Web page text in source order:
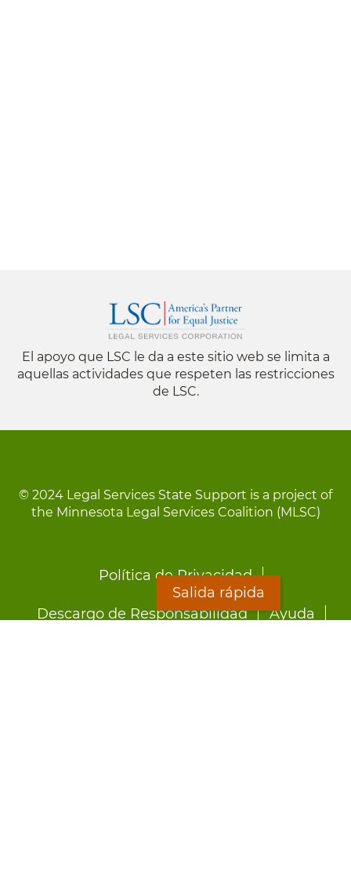
El apoyo que LSC le da a este sitio web se limita a
aquellas actividades que respeten las restricciones
de LSC.
© 2024 Legal Services State Support is a project of
the Minnesota Legal Services Coalition (MLSC)
Política de Privacidad
Descargo de Responsabilidad Ayuda
Salida rápida